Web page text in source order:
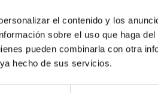
el contenido y los
sobre el uso que haga
pueden combinarla con otra
hecho de sus servicios.
SUSCRIPCIÓN CAPITALES DE
PROVINCIA 2
949,00 €